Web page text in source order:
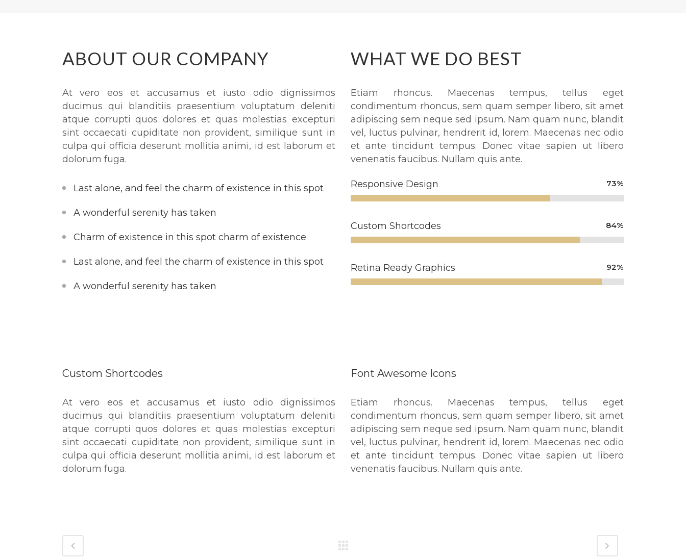
ABOUT OUR COMPANY
At vero eos et accusamus et iusto odio dignissimos
ducimus qui blanditiis praesentium voluptatum deleniti
atque corrupti quos dolores et quas molestias excepturi
sint occaecati cupiditate non provident, similique sunt in
culpa qui officia deserunt mollitia animi, id est laborum et
dolorum fuga.
Last alone, and feel the charm of existence in this spot
A wonderful serenity has taken
Charm of existence in this spot charm of existence
Last alone, and feel the charm of existence in this spot
A wonderful serenity has taken
WHAT WE DO BEST
Etiam rhoncus. Maecenas tempus, tellus eget
condimentum rhoncus, sem quam semper libero, sit amet
adipiscing sem neque sed ipsum. Nam quam nunc, blandit
vel, luctus pulvinar, hendrerit id, lorem. Maecenas nec odio
et ante tincidunt tempus. Donec vitae sapien ut libero
venenatis faucibus. Nullam quis ante.
Responsive Design 73%
Custom Shortcodes 84%
Retina Ready Graphics 92%
Custom Shortcodes
At vero eos et accusamus et iusto odio dignissimos
ducimus qui blanditiis praesentium voluptatum deleniti
atque corrupti quos dolores et quas molestias excepturi
sint occaecati cupiditate non provident, similique sunt in
culpa qui officia deserunt mollitia animi, id est laborum et
dolorum fuga.
Font Awesome Icons
Etiam rhoncus. Maecenas tempus, tellus eget
condimentum rhoncus, sem quam semper libero, sit amet
adipiscing sem neque sed ipsum. Nam quam nunc, blandit
vel, luctus pulvinar, hendrerit id, lorem. Maecenas nec odio
et ante tincidunt tempus. Donec vitae sapien ut libero
venenatis faucibus. Nullam quis ante.